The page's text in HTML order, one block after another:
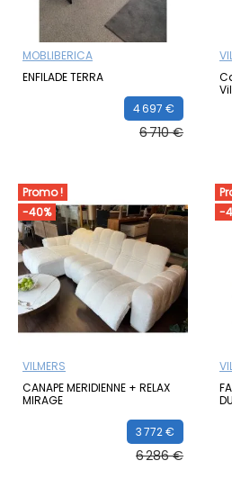
MOBLIBERICA
ENFILADE TERRA
4 697 €
6 710 €
Promo !
-40%
VILMERS
CANAPE MERIDIENNE + RELAX
MIRAGE
3 772 €
6 286 €
-